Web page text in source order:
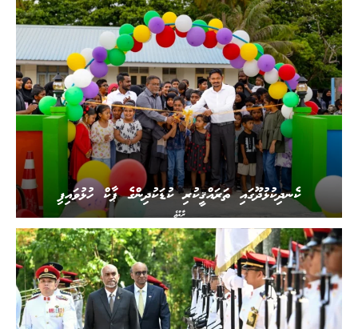
ރާއްޖެ
ކެނދިކުޅުދޫގައި ތަރައްޤީކުރި ކުޑަކުދިންގެ ޕާކް ހުޅުވައިފި